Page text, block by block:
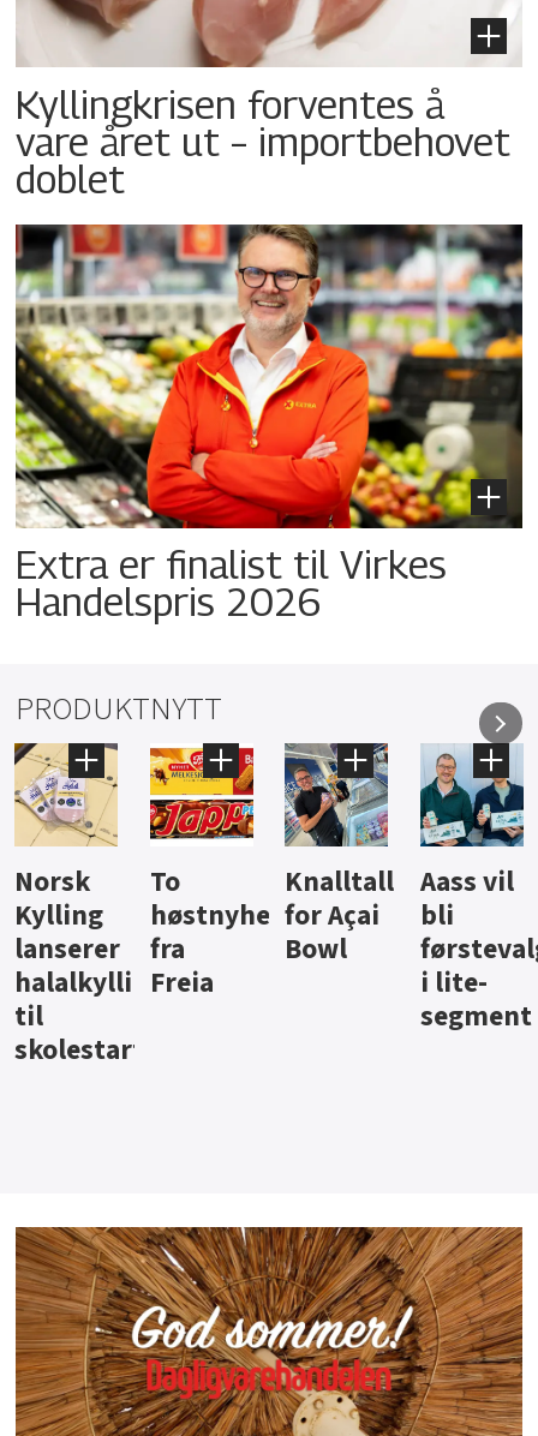
Kyllingkrisen forventes å
vare året ut – importbehovet
doblet
Extra er finalist til Virkes
Handelspris 2026
PRODUKTNYTT
Knalltall
for Açai
Bowl
Aass vil
bli
førstevalg
i lite-
Brus og
jus fra
Berentsen
Hard
iste fra
Hansa